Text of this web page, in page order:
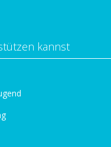
kannst